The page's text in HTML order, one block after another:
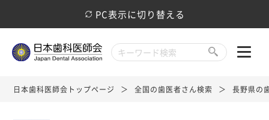
PC表示に切り替える
日本歯科医師会トップページ 全国の歯医者さん検索 長野県の